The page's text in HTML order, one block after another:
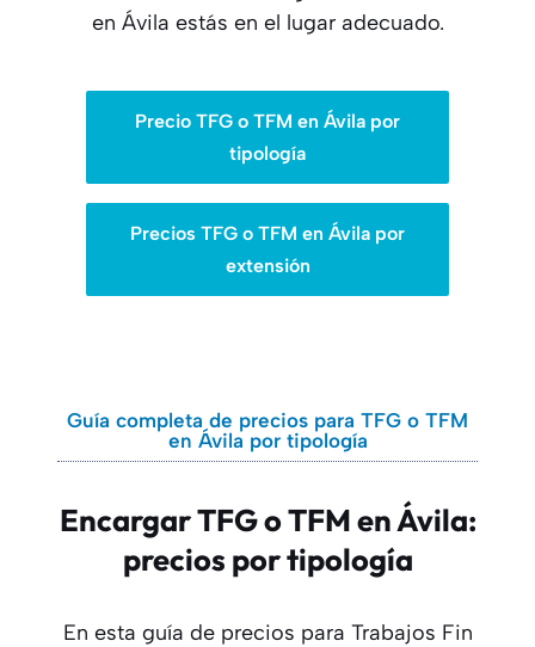
en Ávila estás en el lugar adecuado.
Precio TFG o TFM en Ávila por
tipología
Precios TFG o TFM en Ávila por
extensión
Guía completa de precios para TFG o TFM
en Ávila por tipología
Encargar TFG o TFM en Ávila:
precios por tipología
En esta guía de precios para Trabajos Fin